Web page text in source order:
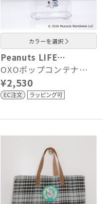
カラーを選択
Peanuts LIFE…
OXOポップコンテナ…
¥2,530